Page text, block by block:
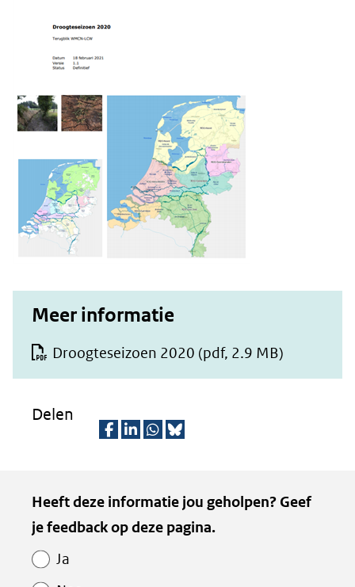
Meer informatie
Droogteseizoen 2020 (pdf, 2.9 MB)
Delen
l
e
l
e
l
e
z
e
Kopie
van
Paginawaardering
Heeft deze informatie jou geholpen? Geef
je feedback op deze pagina.
Ja